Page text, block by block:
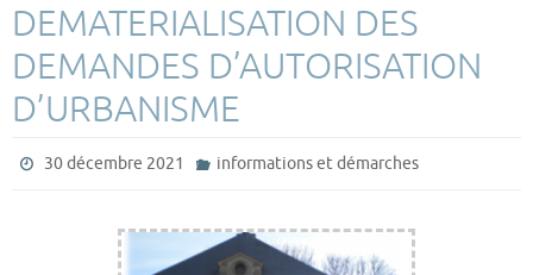
DEMATERIALISATION DES
DEMANDES D’AUTORISATION
D’URBANISME
30 décembre 2021 informations et démarches